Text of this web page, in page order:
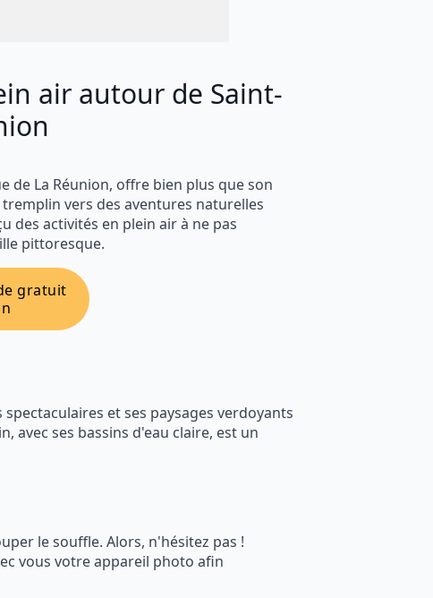
air autour de Saint-
de La Réunion, offre bien plus que son
vers des aventures naturelles
des activités en plein air à ne pas
pittoresque.
gratuit
et ses paysages verdoyants
avec ses bassins d'eau claire, est un
le souffle. Alors, n'hésitez pas !
vous votre appareil photo afin